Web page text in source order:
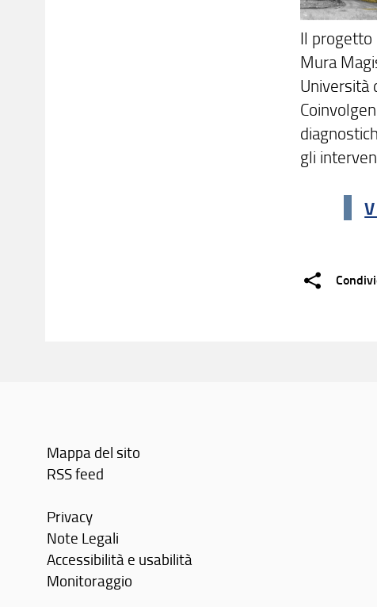
Il progetto
Mura
Università
gli
Mappa del sito
RSS feed
Privacy
Note Legali
Accessibilità e usabilità
Monitoraggio